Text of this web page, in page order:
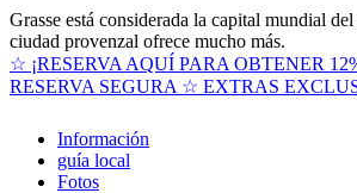
Grasse está considerada la capital mundial
ciudad provenzal ofrece mucho más.
☆ ¡RESERVA AQUÍ PARA OBTENER
RESERVA SEGURA ☆ EXTRAS
Información
guía local
Fotos